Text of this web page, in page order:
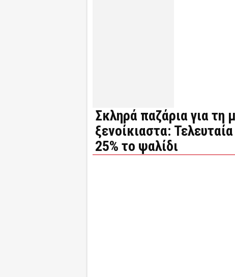
Σκληρά παζάρια για
ξενοίκιαστα:
25% το ψαλίδι